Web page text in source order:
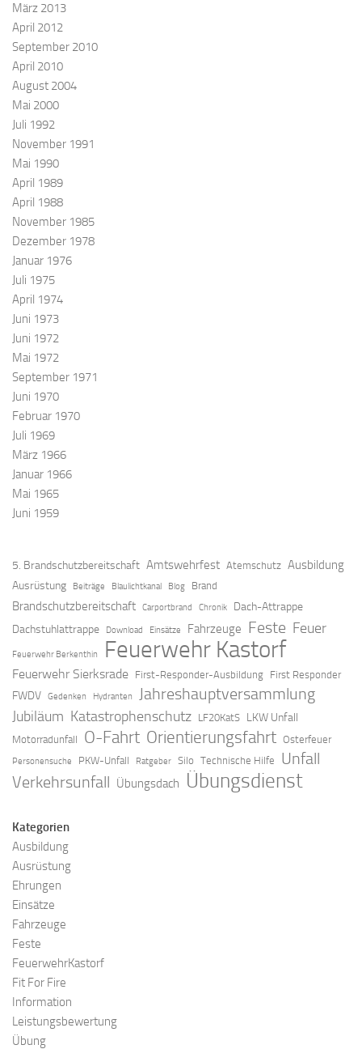
März 2013
April 2012
September 2010
April 2010
August 2004
Mai 2000
Juli 1992
November 1991
Mai 1990
April 1989
April 1988
November 1985
Dezember 1978
Januar 1976
Juli 1975
April 1974
Juni 1973
Juni 1972
Mai 1972
September 1971
Juni 1970
Februar 1970
Juli 1969
März 1966
Januar 1966
Mai 1965
Juni 1959
5. Brandschutzbereitschaft Amtswehrfest Atemschutz Ausbildung
Ausrüstung Beiträge Blaulichtkanal Blog Brand
Brandschutzbereitschaft Carportbrand Chronik
Dach-Attrappe
Dachstuhlattrappe
Download Einsätze Fahrzeuge Feste Feuer
Feuerwehr Berkenthin Feuerwehr Kastorf
Feuerwehr Sierksrade First-Responder-Ausbildung First Responder
FWDV Gedenken Hydranten Jahreshauptversammlung
Jubiläum Katastrophenschutz LF20KatS LKW Unfall
Motorradunfall O-Fahrt Orientierungsfahrt Osterfeuer
Personensuche PKW-Unfall Ratgeber Silo Technische Hilfe Unfall
Verkehrsunfall Übungsdach Übungsdienst
Kategorien
Ausbildung
Ausrüstung
Ehrungen
Einsätze
Fahrzeuge
Feste
FeuerwehrKastorf
Fit For Fire
Information
Leistungsbewertung
Übung